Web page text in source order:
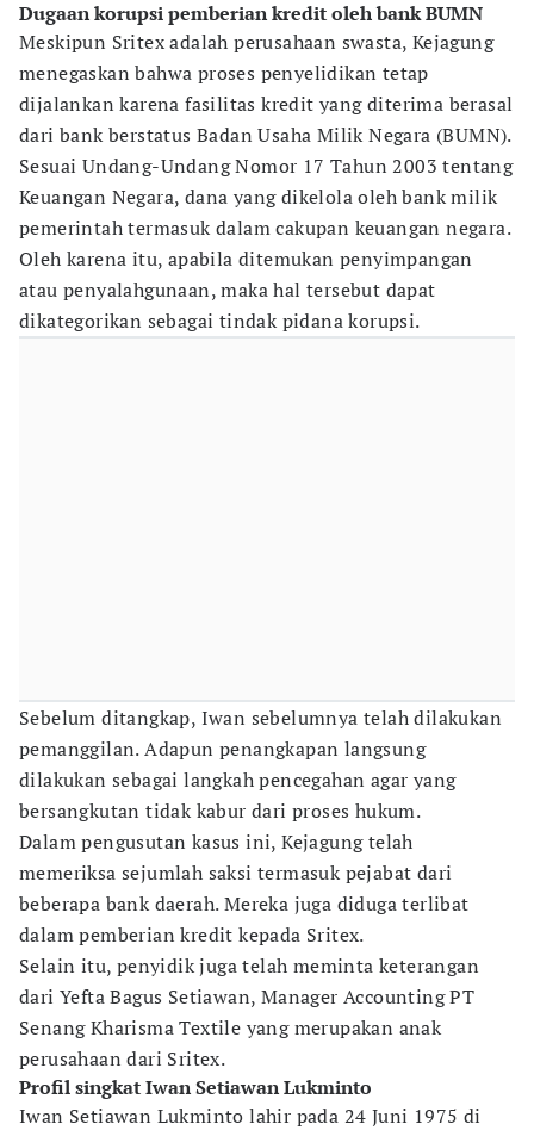
Dugaan korupsi pemberian kredit oleh bank BUMN
Meskipun Sritex adalah perusahaan swasta, Kejagung
menegaskan bahwa proses penyelidikan tetap
dijalankan karena fasilitas kredit yang diterima berasal
dari bank berstatus Badan Usaha Milik Negara (BUMN).
Sesuai Undang-Undang Nomor 17 Tahun 2003 tentang
Keuangan Negara, dana yang dikelola oleh bank milik
pemerintah termasuk dalam cakupan keuangan negara.
Oleh karena itu, apabila ditemukan penyimpangan
atau penyalahgunaan, maka hal tersebut dapat
dikategorikan sebagai tindak pidana korupsi.
Sebelum ditangkap, Iwan sebelumnya telah dilakukan
pemanggilan. Adapun penangkapan langsung
dilakukan sebagai langkah pencegahan agar yang
bersangkutan tidak kabur dari proses hukum.
Dalam pengusutan kasus ini, Kejagung telah
memeriksa sejumlah saksi termasuk pejabat dari
beberapa bank daerah. Mereka juga diduga terlibat
dalam pemberian kredit kepada Sritex.
Selain itu, penyidik juga telah meminta keterangan
dari Yefta Bagus Setiawan, Manager Accounting PT
Senang Kharisma Textile yang merupakan anak
perusahaan dari Sritex.
Profil singkat Iwan Setiawan Lukminto
Iwan Setiawan Lukminto lahir pada 24 Juni 1975 di